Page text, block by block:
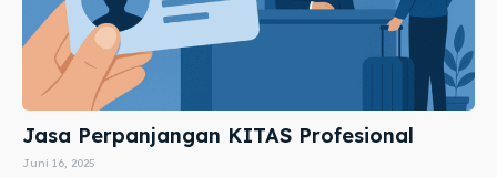
Jasa Perpanjangan KITAS Profesional
Juni 16, 2025